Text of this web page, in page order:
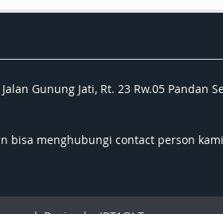
Gunung Jati, Rt. 23 Rw.05 Pandan
bisa menghubungi contact person